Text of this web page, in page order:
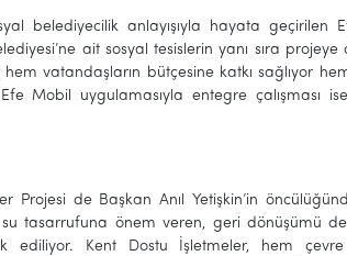
belediyecilik anlayışıyla hayata geçirilen
ait sosyal tesislerin yanı sıra projeye
vatandaşların bütçesine katkı sağlıyor
Mobil uygulamasıyla entegre çalışması
Projesi de Başkan Anıl Yetişkin’in
tasarrufuna önem veren, geri dönüşümü
ediliyor. Kent Dostu İşletmeler, hem çevre